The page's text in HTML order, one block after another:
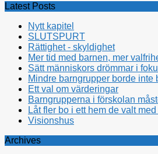
Latest Posts
Nytt kapitel
SLUTSPURT
Rättighet - skyldighet
Mer tid med barnen, mer
Sätt människors drömmar i
Mindre barngrupper borde inte
Ett val om värderingar
Barngrupperna i förskolan
Låt fler bo i ett hem de valt
Visionshus
Archives